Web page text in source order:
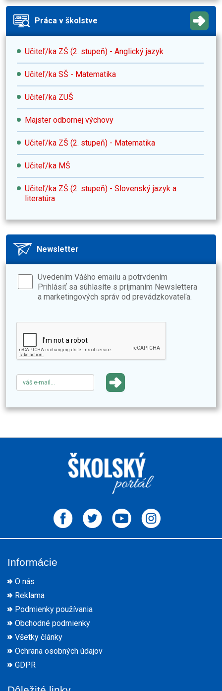
Práca v školstve
Učiteľ/ka ZŠ (2. stupeň) - Anglický jazyk
Učiteľ/ka SŠ - Matematika
Učiteľ/ka ZUŠ
Majster odbornej výchovy
Učiteľ/ka ZŠ (2. stupeň) - Matematika
Učiteľ/ka MŠ
Učiteľ/ka ZŠ (2. stupeň) - Slovenský jazyk a
literatúra
Newsletter
Uvedením Vášho emailu a potrvdením
Prihlásiť sa súhlasíte s príjmaním Newslettera
a marketingových správ od prevádzkovateľa.
Informácie
O nás
Reklama
Podmienky používania
Obchodné podmienky
Všetky články
Ochrana osobných údajov
GDPR